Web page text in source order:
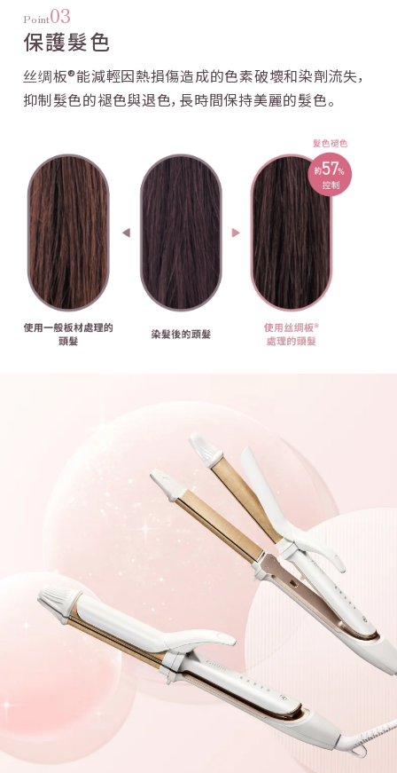
Point03
保護髮色
丝绸板®能減輕因熱損傷造成的色素破壞和染劑流失，
抑制髮色的褪色與退色， 長時間保持美麗的髮色。